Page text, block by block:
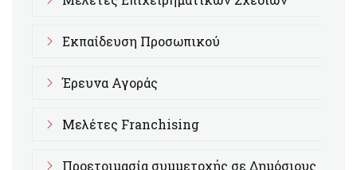
Εκπαίδευση Προσωπικού
Έρευνα Αγοράς
Μελέτες Franchising
Προετοιμασία συμμετοχής σε Δημόσιους